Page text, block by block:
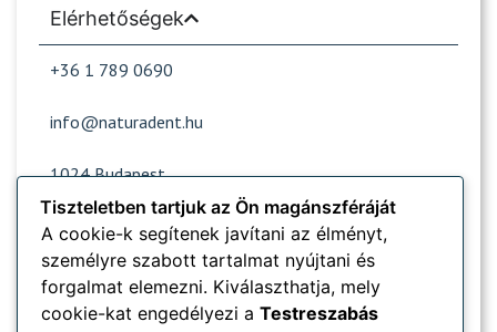
Elérhetőségek
+36 1 789 0690
info@naturadent.hu
1024 Budapest,
Lövőház utca 39.
Nyitvatartás
Tiszteletben tartjuk az Ön magánszféráját
A cookie-k segítenek javítani az élményt,
személyre szabott tartalmat nyújtani és
forgalmat elemezni. Kiválaszthatja, mely
cookie-kat engedélyezi a Testreszabás